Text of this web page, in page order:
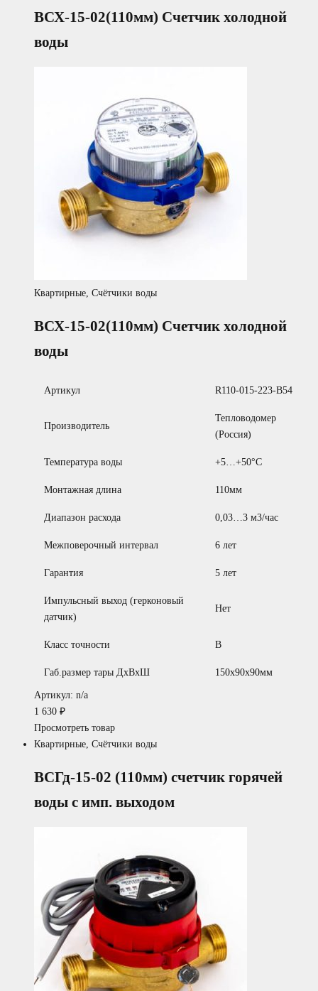
ВСХ-15-02(110мм) Счетчик холодной
воды
Квартирные, Счётчики воды
ВСХ-15-02(110мм) Счетчик холодной
воды
Артикул R110-015-223-B54
Производитель
Тепловодомер
(Россия)
Температура воды +5…+50°С
Монтажная длина 110мм
Диапазон расхода 0,03…3 м3/час
Межповерочный интервал 6 лет
Гарантия 5 лет
Импульсный выход (герконовый
датчик)
Нет
Класс точности B
Габ.размер тары ДхВхШ 150х90х90мм
Артикул: n/a
1 630 ₽
Просмотреть товар
Квартирные, Счётчики воды
ВСГд-15-02 (110мм) счетчик горячей
воды с имп. выходом